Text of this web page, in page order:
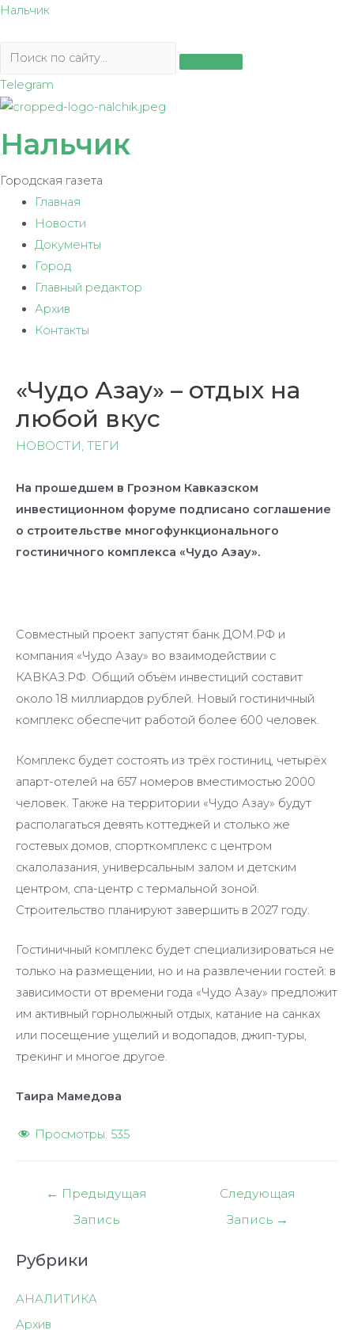
Перейти
содержимому
Нальчик
Telegram
Нальчик
Городская газета
Главная
Новости
Документы
Город
Главный редактор
Архив
Контакты
«Чудо Азау» – отдых на
любой вкус
НОВОСТИ, ТЕГИ
На прошедшем в Грозном Кавказском
инвестиционном форуме подписано соглашение
о строительстве многофункционального
гостиничного комплекса «Чудо Азау».
Совместный проект запустят банк ДОМ.РФ и
компания «Чудо Азау» во взаимодействии с
КАВКАЗ.РФ. Общий объём инвестиций составит
около 18 миллиардов рублей. Новый гостиничный
комплекс обеспечит работой более 600 человек.
Комплекс будет состоять из трёх гостиниц, четырёх
апарт-отелей на 657 номеров вместимостью 2000
человек. Также на территории «Чудо Азау» будут
располагаться девять коттеджей и столько же
гостевых домов, спорткомплекс с центром
скалолазания, универсальным залом и детским
центром, спа-центр с термальной зоной.
Строительство планируют завершить в 2027 году.
Гостиничный комплекс будет специализироваться не
только на размещении, но и на развлечении гостей: в
зависимости от времени года «Чудо Азау» предложит
им активный горнолыжный отдых, катание на санках
или посещение ущелий и водопадов, джип-туры,
трекинг и многое другое.
Таира Мамедова
Просмотры: 535
Навигация
← Предыдущая
Запись
Следующая
Запись →
Рубрики
АНАЛИТИКА
Архив